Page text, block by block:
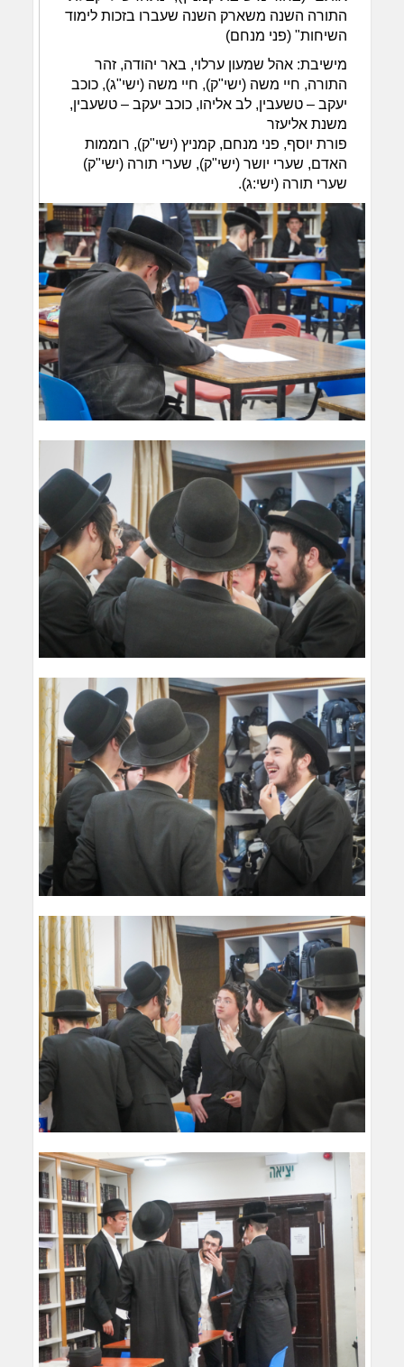
התורה השנה משארק השנה שעברו בזכות לימוד
השיחות" (פני מנחם)
מישיבת: אהל שמעון ערלוי, באר יהודה, זהר
התורה, חיי משה (ישי"ק), חיי משה (ישי"ג), כוכב
יעקב – טשעבין, לב אליהו, כוכב יעקב – טשעבין,
משנת אליעזר
פורת יוסף, פני מנחם, קמניץ (ישי"ק), רוממות
האדם, שערי יושר (ישי"ק), שערי תורה (ישי"ק)
שערי תורה (ישי:ג).